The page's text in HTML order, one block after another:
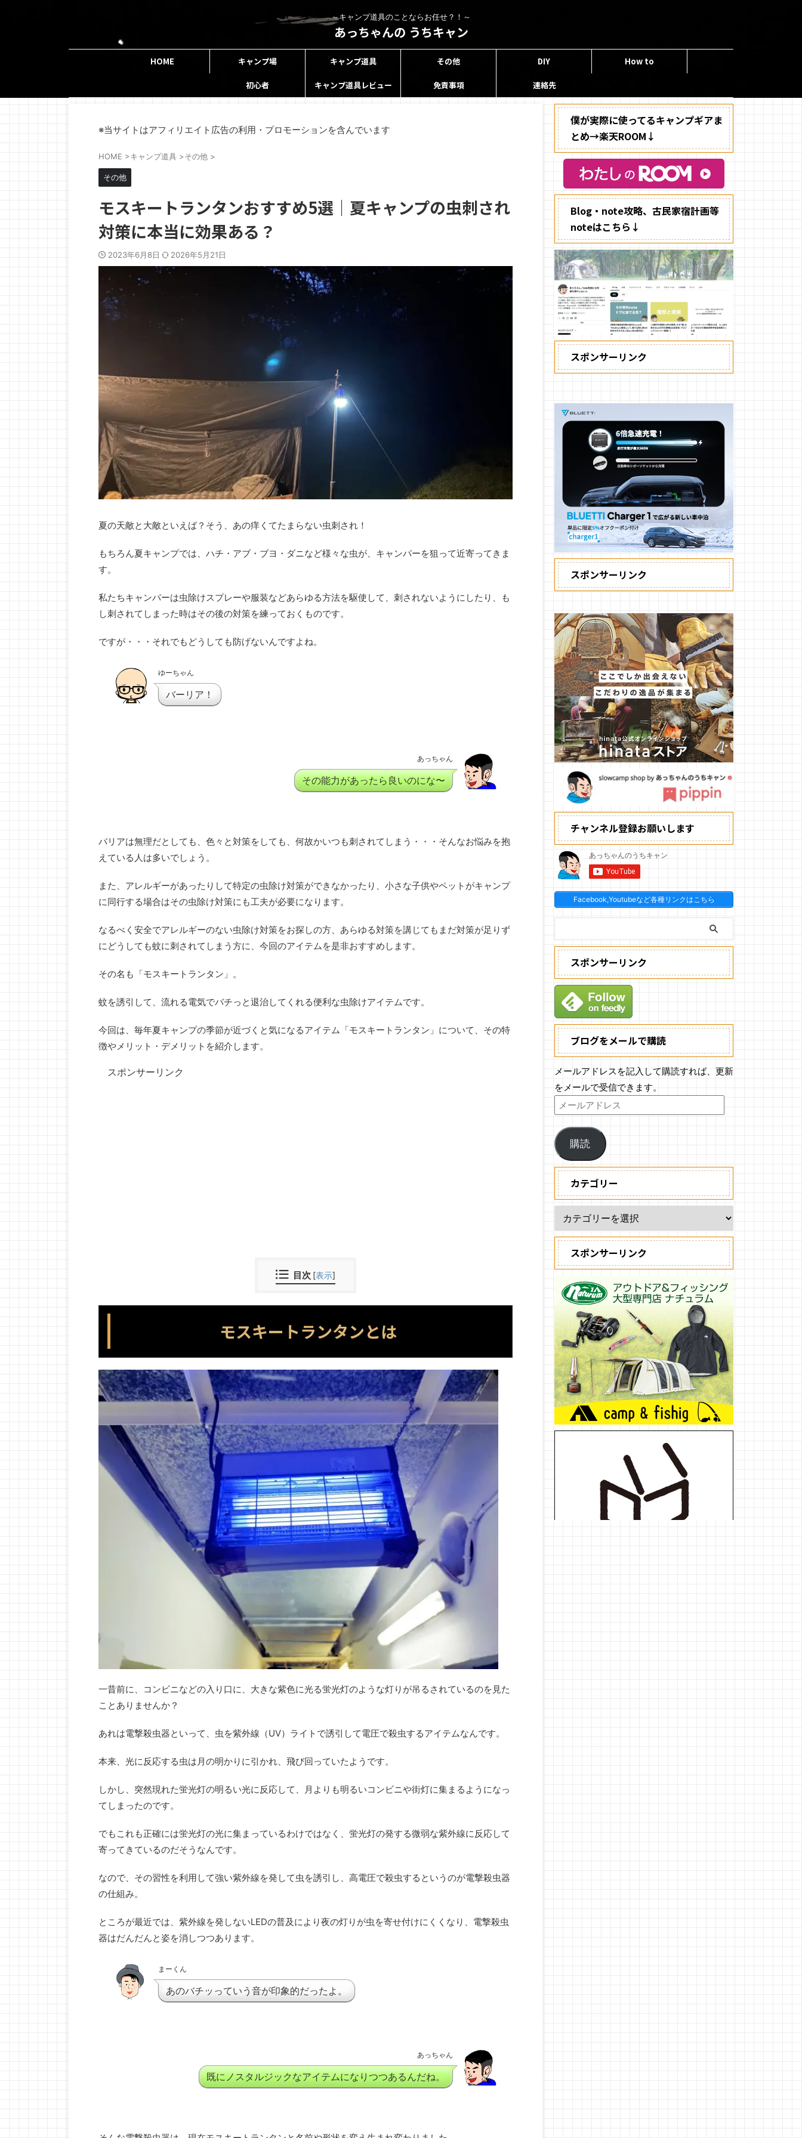
～キャンプ道具のことならお任せ？！～
あっちゃんの うちキャン
HOME キャンプ場 キャンプ道具 その他 DIY How to
初心者 キャンプ道具レビュー 免責事項 連絡先
※当サイトはアフィリエイト広告の利用・プロモーションを含んでいます
HOME >キャンプ道具 >その他 >
その他
モスキートランタンおすすめ5選｜夏キャンプの虫刺され
対策に本当に効果ある？
2023年6月8日 2026年5月21日
夏の天敵と大敵といえば？そう、あの痒くてたまらない虫刺され！
もちろん夏キャンプでは、ハチ・アブ・ブヨ・ダニなど様々な虫が、キャンパーを狙って近寄ってきま
す。
私たちキャンパーは虫除けスプレーや服装などあらゆる方法を駆使して、刺されないようにしたり、も
し刺されてしまった時はその後の対策を練っておくものです。
ですが・・・それでもどうしても防げないんですよね。
ゆーちゃん
バーリア！
あっちゃん
その能力があったら良いのにな〜
バリアは無理だとしても、色々と対策をしても、何故かいつも刺されてしまう・・・そんなお悩みを抱
えている人は多いでしょう。
また、アレルギーがあったりして特定の虫除け対策ができなかったり、小さな子供やペットがキャンプ
に同行する場合はその虫除け対策にも工夫が必要になります。
なるべく安全でアレルギーのない虫除け対策をお探しの方、あらゆる対策を講じてもまだ対策が足りず
にどうしても蚊に刺されてしまう方に、今回のアイテムを是非おすすめします。
その名も「モスキートランタン」。
蚊を誘引して、流れる電気でバチっと退治してくれる便利な虫除けアイテムです。
今回は、毎年夏キャンプの季節が近づくと気になるアイテム「モスキートランタン」について、その特
徴やメリット・デメリットを紹介します。
スポンサーリンク
目次 [表示]
モスキートランタンとは
一昔前に、コンビニなどの入り口に、大きな紫色に光る蛍光灯のような灯りが吊るされているのを見た
ことありませんか？
あれは電撃殺虫器といって、虫を紫外線（UV）ライトで誘引して電圧で殺虫するアイテムなんです。
本来、光に反応する虫は月の明かりに引かれ、飛び回っていたようです。
しかし、突然現れた蛍光灯の明るい光に反応して、月よりも明るいコンビニや街灯に集まるようになっ
てしまったのです。
でもこれも正確には蛍光灯の光に集まっているわけではなく、蛍光灯の発する微弱な紫外線に反応して
寄ってきているのだそうなんです。
なので、その習性を利用して強い紫外線を発して虫を誘引し、高電圧で殺虫するというのが電撃殺虫器
の仕組み。
ところが最近では、紫外線を発しないLEDの普及により夜の灯りが虫を寄せ付けにくくなり、電撃殺虫
器はだんだんと姿を消しつつあります。
まーくん
あのバチッっていう音が印象的だったよ。
あっちゃん
既にノスタルジックなアイテムになりつつあるんだね。
僕が実際に使ってるキャンプギアま
とめ→楽天ROOM↓
Blog・note攻略、古民家宿計画等
noteはこちら↓
スポンサーリンク
スポンサーリンク
チャンネル登録お願いします
Facebook,Youtubeなど各種リンクはこちら
スポンサーリンク
ブログをメールで購読
メールアドレスを記入して購読すれば、更新
をメールで受信できます。
購読
カテゴリー
スポンサーリンク